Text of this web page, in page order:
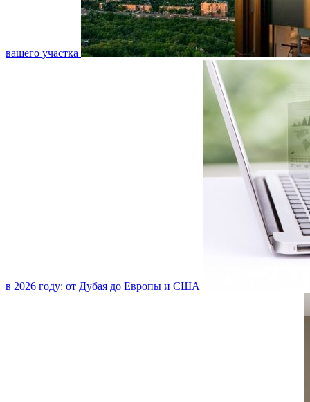
вашего участка
в 2026 году: от Дубая до Европы и США